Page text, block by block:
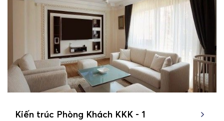
Kiến trúc Phòng Khách KKK - 1